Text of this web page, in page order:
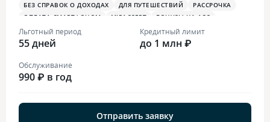
БЕЗ СПРАВОК О ДОХОДАХ
ДЛЯ ПУТЕШЕСТВИЙ
РАССРОЧКА
ОПЛАТА СМАРТФОНОМ
MIRACCEPT
БОНУСЫ НА АЗС
БОНУСЫ В РЕСТОРАНАХ
ПЛАТЕЖНЫЙ СТИКЕР
Льготный период
55 дней
Кредитный лимит
до 1 млн ₽
Обслуживание
990 ₽ в год
Отправить заявку